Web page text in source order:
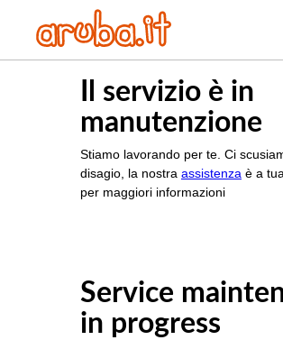
Il servizio è in
manutenzione
Stiamo lavorando per te. Ci
disagio, la nostra assistenza è a
per maggiori informazioni
Service
in progress